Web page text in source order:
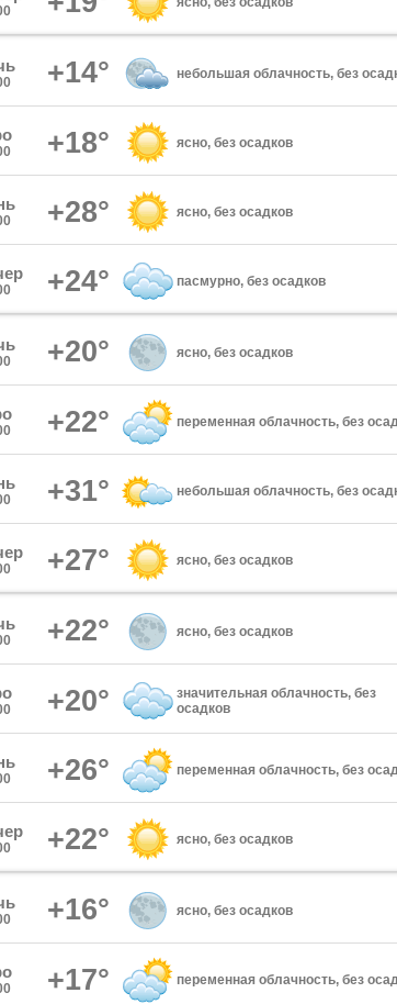
+14° небольшая облачность, без
+18° ясно, без осадков
+28° ясно, без осадков
+24° пасмурно, без осадков
+20° ясно, без осадков
+22° переменная облачность, без
+31° небольшая облачность, без
+27° ясно, без осадков
+22° ясно, без осадков
+20°
значительная облачность, без
осадков
+26° переменная облачность, без
+22° ясно, без осадков
+16° ясно, без осадков
+17° переменная облачность, без